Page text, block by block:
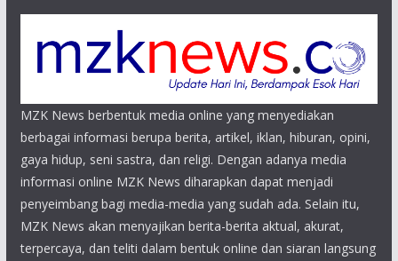
MZK News berbentuk media online yang menyediakan
berbagai informasi berupa berita, artikel, iklan, hiburan, opini,
gaya hidup, seni sastra, dan religi. Dengan adanya media
informasi online MZK News diharapkan dapat menjadi
penyeimbang bagi media-media yang sudah ada. Selain itu,
MZK News akan menyajikan berita-berita aktual, akurat,
terpercaya, dan teliti dalam bentuk online dan siaran langsung